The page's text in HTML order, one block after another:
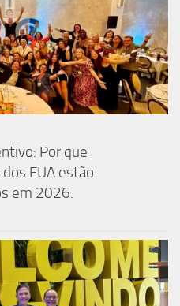
Por que
EUA estão
em 2026.